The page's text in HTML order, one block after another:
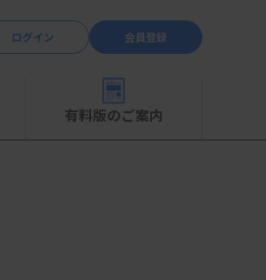
ログイン 会員登録
有料版のご案内